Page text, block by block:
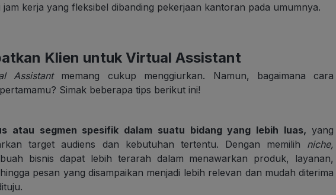
kerja yang fleksibel dibanding pekerjaan kantoran pada umumnya.
Klien untuk Virtual Assistant
Assistantmemang cukup menggiurkan. Namun, bagaimana cara
Simak beberapa tips berikut ini!
atau segmen spesifik dalam suatu bidang yang lebih luas, yang
target audiens dan kebutuhan tertentu. Dengan memilih niche,
bisnis dapat lebih terarah dalam menawarkan produk, layanan,
pesan yang disampaikan menjadi lebih relevan dan mudah diterima